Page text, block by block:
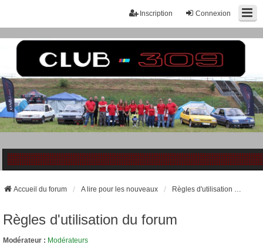
Connexion
Inscription
Accueil du forum A lire pour les nouveaux Règles d'utilisation du forum
Règles d'utilisation du forum
Modérateur : Modérateurs